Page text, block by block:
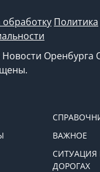
обработку Политика
Оренбурга
ВАЖНОЕ
СИТУАЦИЯ
ДОРОГАХ